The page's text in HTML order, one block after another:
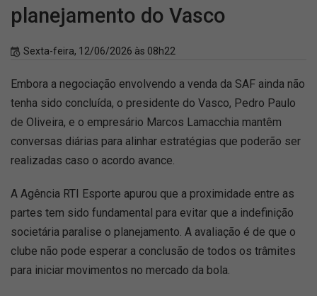
planejamento do Vasco
Sexta-feira, 12/06/2026 às 08h22
Embora a negociação envolvendo a venda da SAF ainda não
tenha sido concluída, o presidente do Vasco, Pedro Paulo
de Oliveira, e o empresário Marcos Lamacchia mantêm
conversas diárias para alinhar estratégias que poderão ser
realizadas caso o acordo avance.
A Agência RTI Esporte apurou que a proximidade entre as
partes tem sido fundamental para evitar que a indefinição
societária paralise o planejamento. A avaliação é de que o
clube não pode esperar a conclusão de todos os trâmites
para iniciar movimentos no mercado da bola.